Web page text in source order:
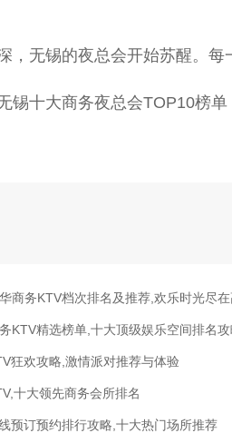
，无锡的夜总会开始苏醒。每
锡十大商务夜总会TOP10榜
商务KTV档次排名及推荐,欢乐时光尽
KTV精选榜单,十大顶级娱乐空间排名攻
狂欢攻略,激情派对推荐与体验
十大领先商务会所排名
预订预约排行攻略,十大热门场所推荐